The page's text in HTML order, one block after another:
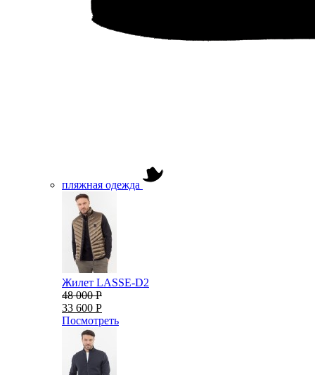
пляжная одежда
Жилет LASSE-D2
48 000 Р
33 600 Р
Посмотреть